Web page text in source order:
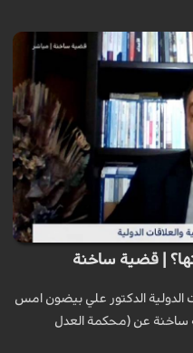
| قضية ساخنة
الدولية الدكتور علي بيضون امس
ساخنة عن (محكمة العدل